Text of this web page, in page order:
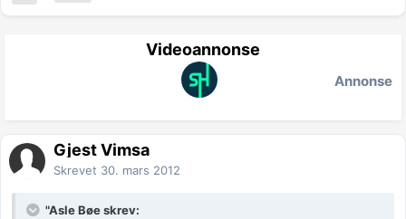
Videoannonse
Annonse
Gjest Vimsa
Skrevet 30. mars 2012
"Asle Bøe skrev: